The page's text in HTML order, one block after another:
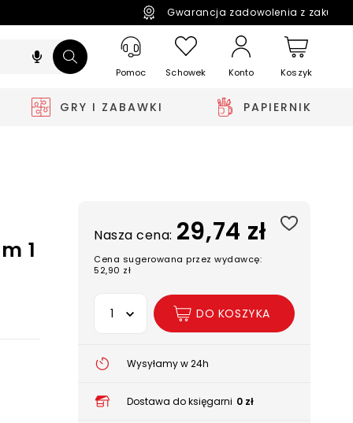
Gwarancja zadowolenia z
Pomoc Schowek Konto Koszyk
GRY I ZABAWKI PAPIERNIK
1
Nasza cena: 29,74 zł
Cena sugerowana przez wydawcę:
52,90 zł
Wybierz opcję
DO KOSZYKA
Wysyłamy w 24h
Dostawa do księgarni 0 zł